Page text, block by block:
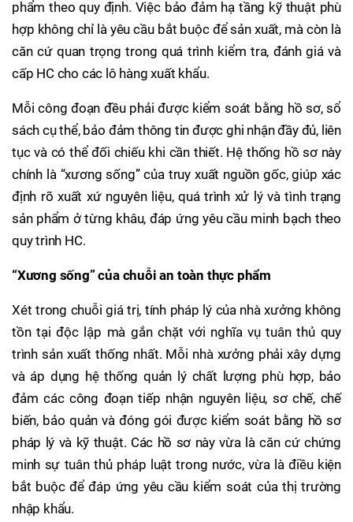
phẩm theo quy định. Việc bảo đảm hạ tầng kỹ thuật phù
hợp không chỉ là yêu cầu bắt buộc để sản xuất, mà còn là
căn cứ quan trọng trong quá trình kiểm tra, đánh giá và
cấp HC cho các lô hàng xuất khẩu.
Mỗi công đoạn đều phải được kiểm soát bằng hồ sơ, sổ
sách cụ thể, bảo đảm thông tin được ghi nhận đầy đủ, liên
tục và có thể đối chiếu khi cần thiết. Hệ thống hồ sơ này
chính là “xương sống” của truy xuất nguồn gốc, giúp xác
định rõ xuất xứ nguyên liệu, quá trình xử lý và tình trạng
sản phẩm ở từng khâu, đáp ứng yêu cầu minh bạch theo
quy trình HC.
“Xương sống” của chuỗi an toàn thực phẩm
Xét trong chuỗi giá trị, tính pháp lý của nhà xưởng không
tồn tại độc lập mà gắn chặt với nghĩa vụ tuân thủ quy
trình sản xuất thống nhất. Mỗi nhà xưởng phải xây dựng
và áp dụng hệ thống quản lý chất lượng phù hợp, bảo
đảm các công đoạn tiếp nhận nguyên liệu, sơ chế, chế
biến, bảo quản và đóng gói được kiểm soát bằng hồ sơ
pháp lý và kỹ thuật. Các hồ sơ này vừa là căn cứ chứng
minh sự tuân thủ pháp luật trong nước, vừa là điều kiện
bắt buộc để đáp ứng yêu cầu kiểm soát của thị trường
nhập khẩu.